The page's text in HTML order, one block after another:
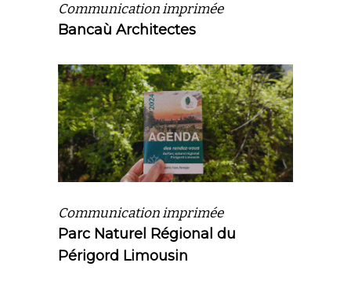
Communication imprimée
Bancaù Architectes
Communication imprimée
Parc Naturel Régional du
Périgord Limousin